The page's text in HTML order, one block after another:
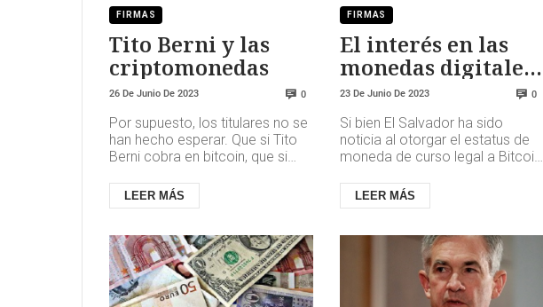
FIRMAS
Tito Berni y las
criptomonedas
26 De Junio De 2023 0
Por supuesto, los titulares no se
han hecho esperar. Que si Tito
Berni cobra en bitcoin, que si
Binance sus comisiones. ...
LEER MÁS
FIRMAS
El interés en las
monedas digitales
aumenta en
América Latina y
el Caribe, mientras
que el uso de
criptografía varía
23 De Junio De 2023 0
Si bien El Salvador ha sido
noticia al otorgar el estatus de
moneda de curso legal a Bitcoin,
avances significati...
LEER MÁS